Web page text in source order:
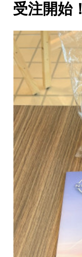
受注開始！